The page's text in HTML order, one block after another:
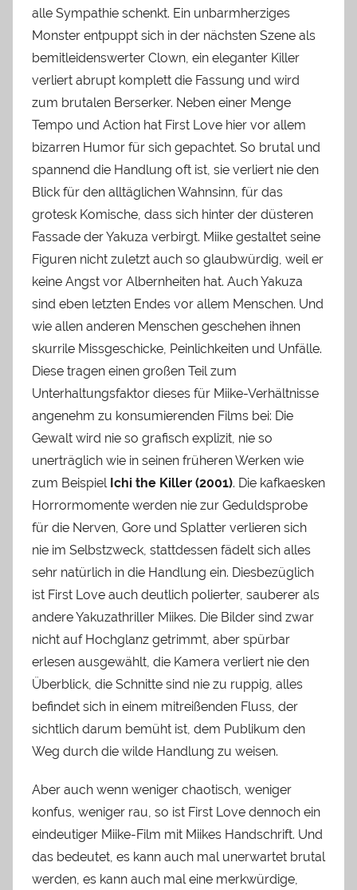
alle Sympathie schenkt. Ein unbarmherziges
Monster entpuppt sich in der nächsten Szene als
bemitleidenswerter Clown, ein eleganter Killer
verliert abrupt komplett die Fassung und wird
zum brutalen Berserker. Neben einer Menge
Tempo und Action hat First Love hier vor allem
bizarren Humor für sich gepachtet. So brutal und
spannend die Handlung oft ist, sie verliert nie den
Blick für den alltäglichen Wahnsinn, für das
grotesk Komische, dass sich hinter der düsteren
Fassade der Yakuza verbirgt. Miike gestaltet seine
Figuren nicht zuletzt auch so glaubwürdig, weil er
keine Angst vor Albernheiten hat. Auch Yakuza
sind eben letzten Endes vor allem Menschen. Und
wie allen anderen Menschen geschehen ihnen
skurrile Missgeschicke, Peinlichkeiten und Unfälle.
Diese tragen einen großen Teil zum
Unterhaltungsfaktor dieses für Miike-Verhältnisse
angenehm zu konsumierenden Films bei: Die
Gewalt wird nie so grafisch explizit, nie so
unerträglich wie in seinen früheren Werken wie
zum Beispiel Ichi the Killer (2001). Die kafkaesken
Horrormomente werden nie zur Geduldsprobe
für die Nerven, Gore und Splatter verlieren sich
nie im Selbstzweck, stattdessen fädelt sich alles
sehr natürlich in die Handlung ein. Diesbezüglich
ist First Love auch deutlich polierter, sauberer als
andere Yakuzathriller Miikes. Die Bilder sind zwar
nicht auf Hochglanz getrimmt, aber spürbar
erlesen ausgewählt, die Kamera verliert nie den
Überblick, die Schnitte sind nie zu ruppig, alles
befindet sich in einem mitreißenden Fluss, der
sichtlich darum bemüht ist, dem Publikum den
Weg durch die wilde Handlung zu weisen.
Aber auch wenn weniger chaotisch, weniger
konfus, weniger rau, so ist First Love dennoch ein
eindeutiger Miike-Film mit Miikes Handschrift. Und
das bedeutet, es kann auch mal unerwartet brutal
werden, es kann auch mal eine merkwürdige,